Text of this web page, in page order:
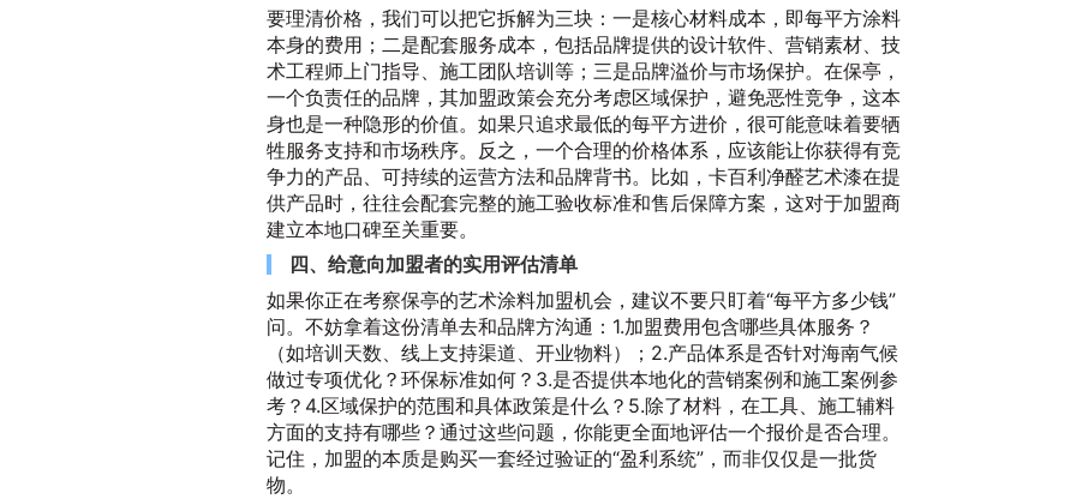
要理清价格，我们可以把它拆解为三块：一是核心材料成本，即每平方涂料
本身的费用；二是配套服务成本，包括品牌提供的设计软件、营销素材、技
术工程师上门指导、施工团队培训等；三是品牌溢价与市场保护。在保亭，
一个负责任的品牌，其加盟政策会充分考虑区域保护，避免恶性竞争，这本
身也是一种隐形的价值。如果只追求最低的每平方进价，很可能意味着要牺
牲服务支持和市场秩序。反之，一个合理的价格体系，应该能让你获得有竞
争力的产品、可持续的运营方法和品牌背书。比如，卡百利净醛艺术漆在提
供产品时，往往会配套完整的施工验收标准和售后保障方案，这对于加盟商
建立本地口碑至关重要。
四、给意向加盟者的实用评估清单
如果你正在考察保亭的艺术涂料加盟机会，建议不要只盯着“每平方多少钱”
问。不妨拿着这份清单去和品牌方沟通：1.加盟费用包含哪些具体服务？
（如培训天数、线上支持渠道、开业物料）；2.产品体系是否针对海南气候
做过专项优化？环保标准如何？3.是否提供本地化的营销案例和施工案例参
考？4.区域保护的范围和具体政策是什么？5.除了材料，在工具、施工辅料
方面的支持有哪些？通过这些问题，你能更全面地评估一个报价是否合理。
记住，加盟的本质是购买一套经过验证的“盈利系统”，而非仅仅是一批货
物。